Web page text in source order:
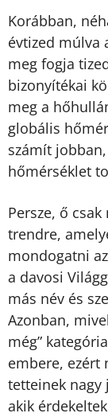
Korábban,
évtized múlva
meg fogja
bizonyítékai
meg a
globális
számít
hőmérséklet
Persze, ő
trendre,
mondogatni
a davosi
más név és
Azonban,
még”
embere, ezért
tetteinek nagy
akik